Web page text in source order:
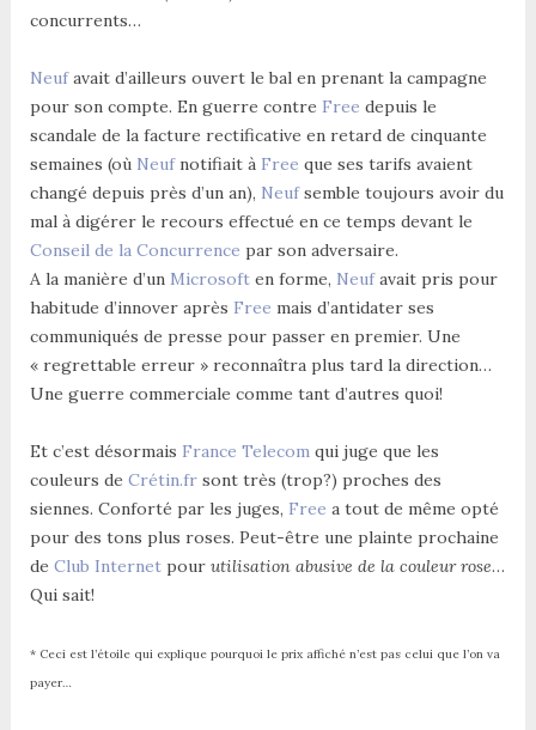
concurrents…
Neufavait d’ailleurs ouvert le bal en prenant la campagne
pour son compte. En guerre contre Free depuis le
scandale de la facture rectificative en retard de cinquante
semaines (où Neufnotifiait à Free que ses tarifs avaient
changé depuis près d’un an), Neufsemble toujours avoir du
mal à digérer le recours effectué en ce temps devant le
Conseil de la Concurrence par son adversaire.
A la manière d’un Microsoften forme, Neufavait pris pour
habitude d’innover après Free mais d’antidater ses
communiqués de presse pour passer en premier. Une
« regrettable erreur » reconnaîtra plus tard la direction…
Une guerre commerciale comme tant d’autres quoi!
Et c’est désormais France Telecomqui juge que les
couleurs de Crétin.frsont très (trop?) proches des
siennes. Conforté par les juges, Free a tout de même opté
pour des tons plus roses. Peut-être une plainte prochaine
de Club Internetpour utilisation abusive de la couleur rose…
Qui sait!
* Ceci est l’étoile qui explique pourquoi le prix affiché n’est pas celui que l’on va
payer…